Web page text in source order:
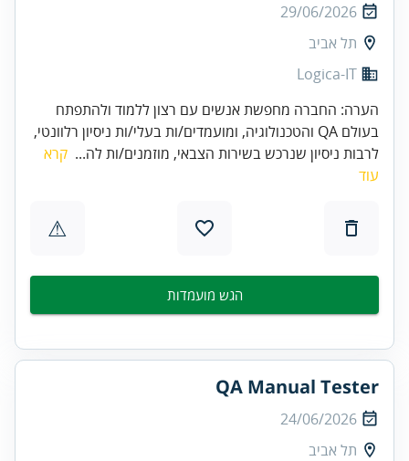
29/06/2026
תל אביב
Logica-IT
הערה: החברה מחפשת אנשים עם רצון ללמוד ולהתפתח
בעולם QA והטכנולוגיה, ומועמדים/ות בעלי/ות ניסיון רלוונטי,
לרבות ניסיון שנרכש בשירות הצבאי, מוזמנים/ות לה... קרא
עוד
⚠
הגש מועמדות
QA Manual Tester
24/06/2026
תל אביב